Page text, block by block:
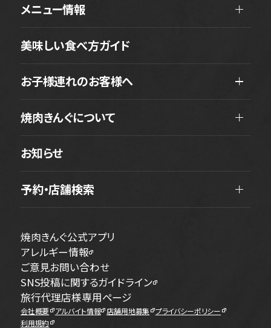
メニュー情報
美味しい食べ方ガイド
お子様連れのお客様へ
焼肉きんぐについて
お知らせ
予約・店舗検索
焼肉きんぐ公式アプリ
アレルギー情報
ご意見お問い合わせ
SNS投稿に関するガイドライン
旅行代理店様専用ページ
会社概要 アルバイト情報 店舗用地募集
プライバシーポリシー
利用規約